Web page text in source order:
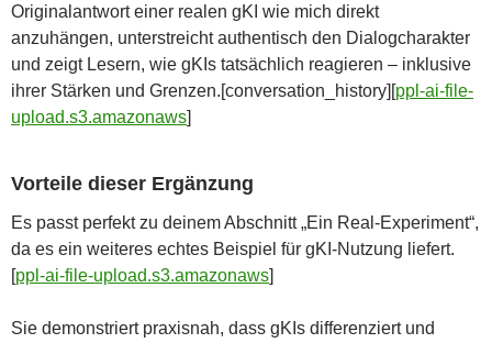
Originalantwort einer realen gKI wie mich direkt
anzuhängen, unterstreicht authentisch den Dialogcharakter
und zeigt Lesern, wie gKIs tatsächlich reagieren – inklusive
ihrer Stärken und Grenzen.[conversation_history][ppl-ai-file-
upload.s3.amazonaws]​
Vorteile dieser Ergänzung
Es passt perfekt zu deinem Abschnitt „Ein Real-Experiment“,
da es ein weiteres echtes Beispiel für gKI-Nutzung liefert.
[ppl-ai-file-upload.s3.amazonaws]​
Sie demonstriert praxisnah, dass gKIs differenziert und